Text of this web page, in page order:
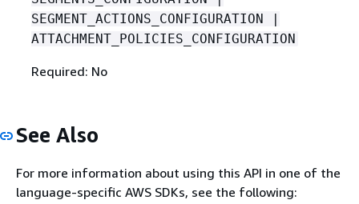
SEGMENT_ACTIONS_CONFIGURATION |
ATTACHMENT_POLICIES_CONFIGURATION
Required: No
See Also
For more information about using this API in one of the
language-specific AWS SDKs, see the following: